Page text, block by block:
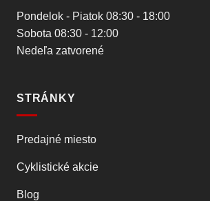
Pondelok - Piatok 08:30 - 18:00
Sobota 08:30 - 12:00
Nedeľa zatvorené
STRÁNKY
Predajné miesto
Cyklistické akcie
Blog